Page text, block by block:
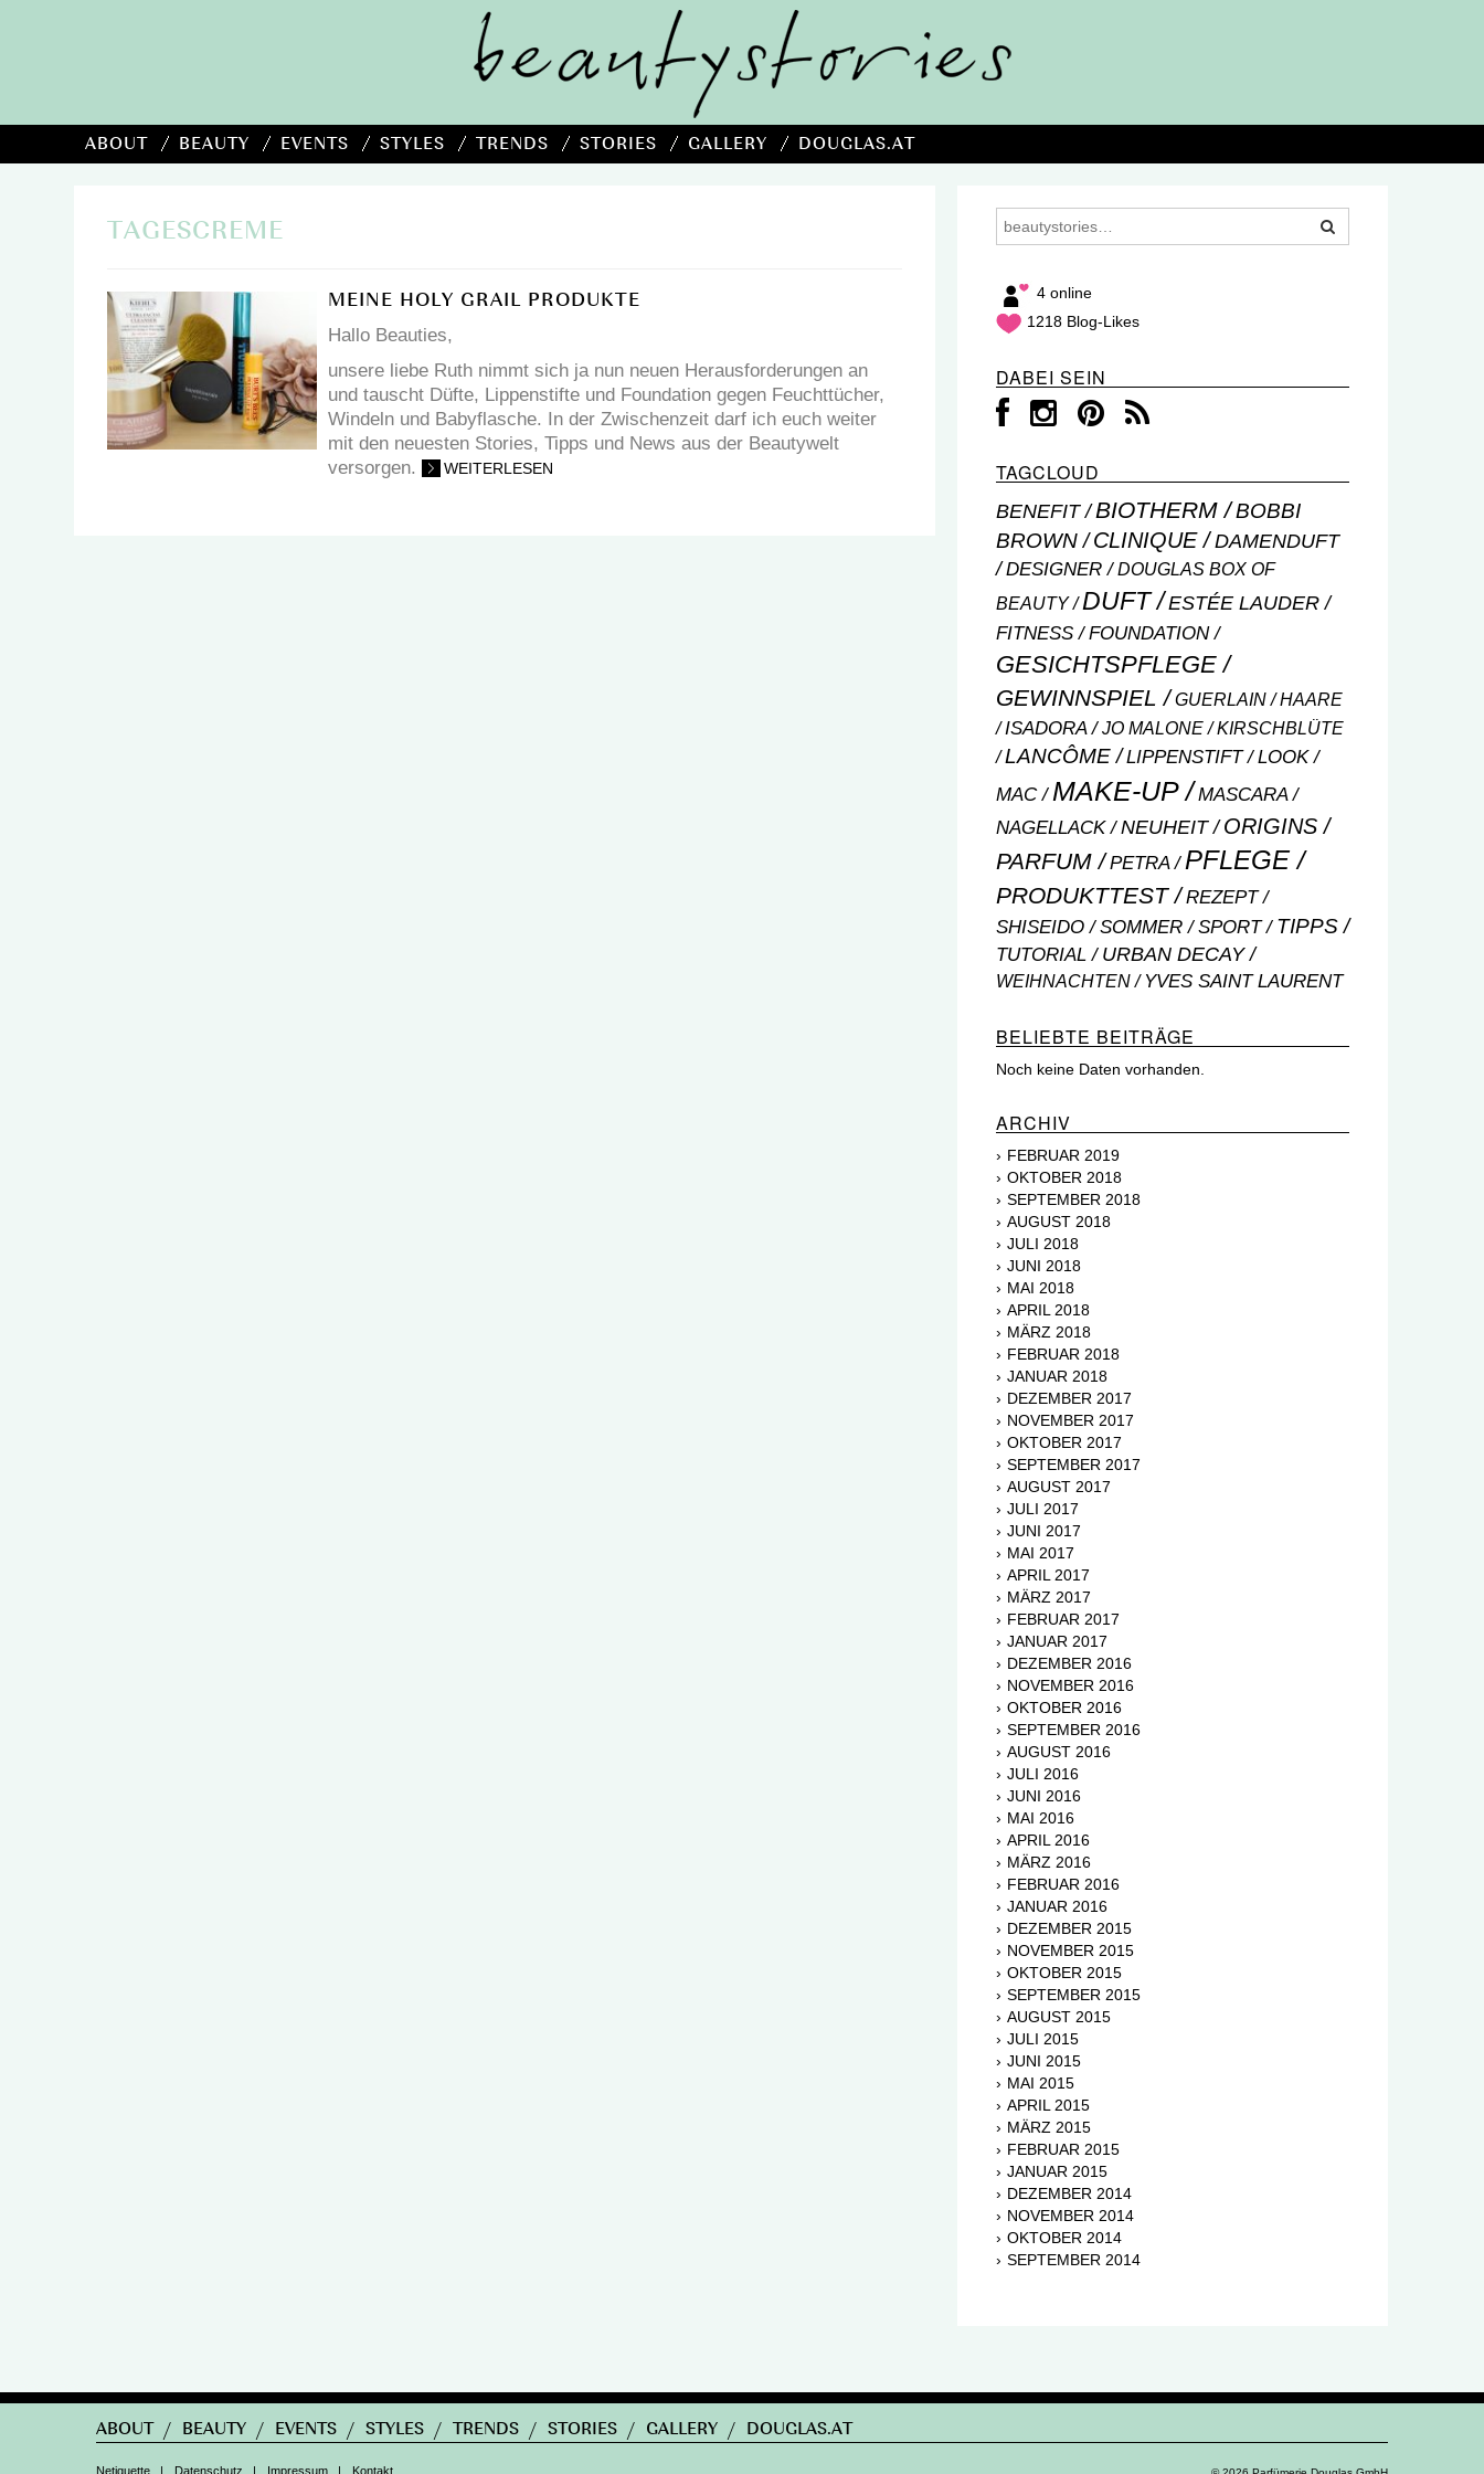
ABOUT BEAUTY EVENTS STYLES TRENDS STORIES GALLERY DOUGLAS.AT
TAGESCREME
MEINE HOLY GRAIL PRODUKTE
Hallo Beauties,
unsere liebe Ruth nimmt sich ja nun neuen Herausforderungen an
und tauscht Düfte, Lippenstifte und Foundation gegen Feuchttücher,
Windeln und Babyflasche. In der Zwischenzeit darf ich euch weiter
mit den neuesten Stories, Tipps und News aus der Beautywelt
versorgen.
WEITERLESEN
4 online
1218 Blog-Likes
DABEI SEIN
TAGCLOUD
BENEFIT BIOTHERM
BOBBI
BROWN
CLINIQUE DAMENDUFT
DESIGNER
DOUGLAS BOX OF
BEAUTY
DUFT
ESTÉE LAUDER
FITNESS
FOUNDATION
GESICHTSPFLEGE
GEWINNSPIEL GUERLAIN HAARE
ISADORA JO MALONE KIRSCHBLÜTE
LANCÔME LIPPENSTIFT
LOOK
MAC
MAKE-UP MASCARA
NAGELLACK NEUHEIT ORIGINS
PARFUM PETRA PFLEGE
PRODUKTTEST REZEPT
SHISEIDO SOMMER SPORT TIPPS
TUTORIAL URBAN DECAY
WEIHNACHTEN YVES SAINT LAURENT
BELIEBTE BEITRÄGE
Noch keine Daten vorhanden.
ARCHIV
FEBRUAR 2019
OKTOBER 2018
SEPTEMBER 2018
AUGUST 2018
JULI 2018
JUNI 2018
MAI 2018
APRIL 2018
MÄRZ 2018
FEBRUAR 2018
JANUAR 2018
DEZEMBER 2017
NOVEMBER 2017
OKTOBER 2017
SEPTEMBER 2017
AUGUST 2017
JULI 2017
JUNI 2017
MAI 2017
APRIL 2017
MÄRZ 2017
FEBRUAR 2017
JANUAR 2017
DEZEMBER 2016
NOVEMBER 2016
OKTOBER 2016
SEPTEMBER 2016
AUGUST 2016
JULI 2016
JUNI 2016
MAI 2016
APRIL 2016
MÄRZ 2016
FEBRUAR 2016
JANUAR 2016
DEZEMBER 2015
NOVEMBER 2015
OKTOBER 2015
SEPTEMBER 2015
AUGUST 2015
JULI 2015
JUNI 2015
MAI 2015
APRIL 2015
MÄRZ 2015
FEBRUAR 2015
JANUAR 2015
DEZEMBER 2014
NOVEMBER 2014
OKTOBER 2014
SEPTEMBER 2014
ABOUT / BEAUTY / EVENTS / STYLES / TRENDS / STORIES / GALLERY / DOUGLAS.AT
Netiquette | Datenschutz | Impressum | Kontakt